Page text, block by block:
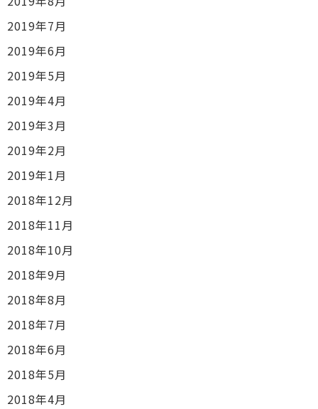
2019年7月
2019年6月
2019年5月
2019年4月
2019年3月
2019年2月
2019年1月
2018年12月
2018年11月
2018年10月
2018年9月
2018年8月
2018年7月
2018年6月
2018年5月
2018年4月